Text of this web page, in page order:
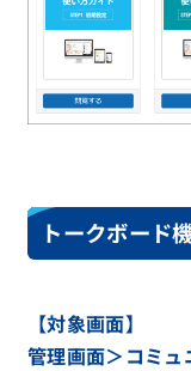
トークボード
【対象画面】
管理画面＞コミ